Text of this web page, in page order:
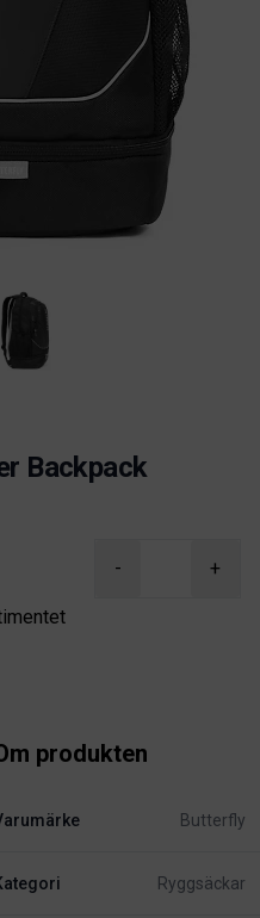
Backpack
- +
produkten
Butterfly
Ryggsäckar